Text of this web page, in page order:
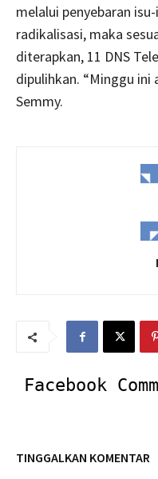
melalui penyebaran
radikalisasi, maka
diterapkan, 11 DNS
dipulihkan. “Minggu ini
Semmy.
Facebook
TINGGALKAN KOMENTAR